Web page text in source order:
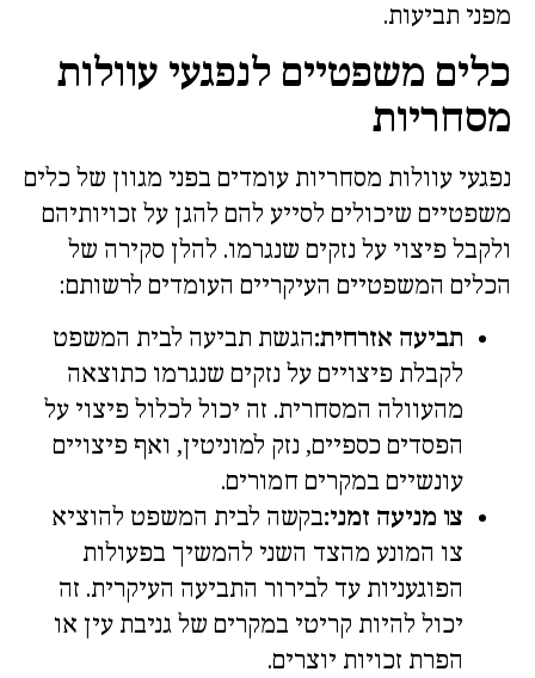
מפני תביעות.
כלים משפטיים לנפגעי עוולות
מסחריות
נפגעי עוולות מסחריות עומדים בפני מגוון של כלים
משפטיים שיכולים לסייע להם להגן על זכויותיהם
ולקבל פיצוי על נזקים שנגרמו. להלן סקירה של
הכלים המשפטיים העיקריים העומדים לרשותם:
תביעה אזרחית:הגשת תביעה לבית המשפט
לקבלת פיצויים על נזקים שנגרמו כתוצאה
מהעוולה המסחרית. זה יכול לכלול פיצוי על
הפסדים כספיים, נזק למוניטין, ואף פיצויים
עונשיים במקרים חמורים.
צו מניעה זמני:בקשה לבית המשפט להוציא
צו המונע מהצד השני להמשיך בפעולות
הפוגעניות עד לבירור התביעה העיקרית. זה
יכול להיות קריטי במקרים של גניבת עין או
הפרת זכויות יוצרים.